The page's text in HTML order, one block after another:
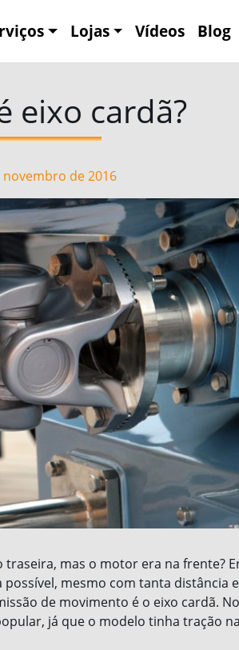
Lojas Vídeos Blog
eixo cardã?
novembro de 2016
mas o motor era na frente?
mesmo com tanta distância
de movimento é o eixo cardã.
já que o modelo tinha tração